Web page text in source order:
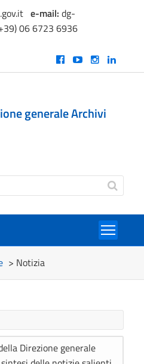
e-mail: dg-
06 6723 6936
generale Archivi
> Notizia
Direzione generale